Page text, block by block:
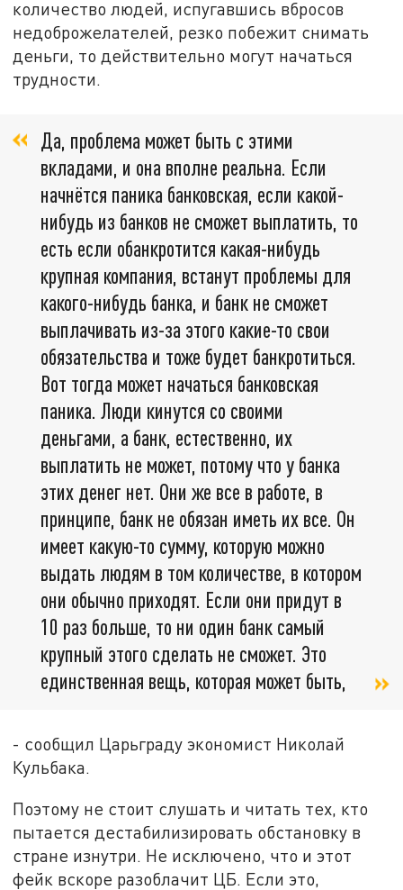
количество людей, испугавшись вбросов
недоброжелателей, резко побежит снимать
деньги, то действительно могут начаться
трудности.
Да, проблема может быть с этими
вкладами, и она вполне реальна. Если
начнётся паника банковская, если какой-
нибудь из банков не сможет выплатить, то
есть если обанкротится какая-нибудь
крупная компания, встанут проблемы для
какого-нибудь банка, и банк не сможет
выплачивать из-за этого какие-то свои
обязательства и тоже будет банкротиться.
Вот тогда может начаться банковская
паника. Люди кинутся со своими
деньгами, а банк, естественно, их
выплатить не может, потому что у банка
этих денег нет. Они же все в работе, в
принципе, банк не обязан иметь их все. Он
имеет какую-то сумму, которую можно
выдать людям в том количестве, в котором
они обычно приходят. Если они придут в
10 раз больше, то ни один банк самый
крупный этого сделать не сможет. Это
единственная вещь, которая может быть,
- сообщил Царьграду экономист Николай
Кульбака.
Поэтому не стоит слушать и читать тех, кто
пытается дестабилизировать обстановку в
стране изнутри. Не исключено, что и этот
фейк вскоре разоблачит ЦБ. Если это,